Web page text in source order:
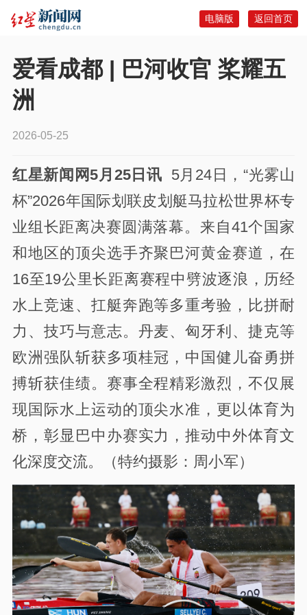
返回首页
电脑版
爱看成都 | 巴河收官 桨耀五
洲
2026-05-25
红星新闻网5月25日讯
5月24日，“光雾山
杯”2026年国际划联皮划艇马拉松世界杯专
业组长距离决赛圆满落幕。来自41个国家
和地区的顶尖选手齐聚巴河黄金赛道，在
16至19公里长距离赛程中劈波逐浪，历经
水上竞速、扛艇奔跑等多重考验，比拼耐
力、技巧与意志。丹麦、匈牙利、捷克等
欧洲强队斩获多项桂冠，中国健儿奋勇拼
搏斩获佳绩。赛事全程精彩激烈，不仅展
现国际水上运动的顶尖水准，更以体育为
桥，彰显巴中办赛实力，推动中外体育文
化深度交流。（特约摄影：周小军）